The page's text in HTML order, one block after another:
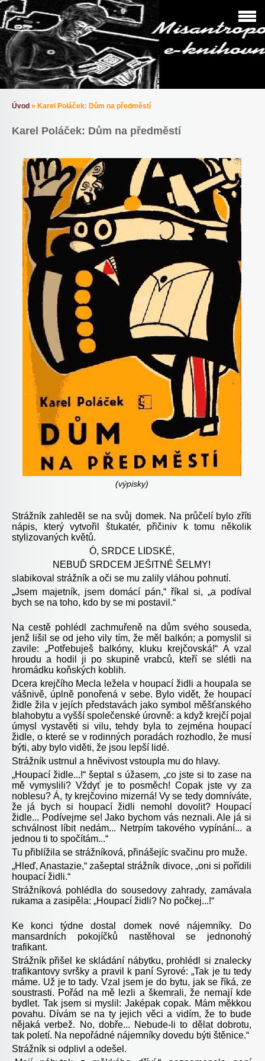
Úvod » Karel Poláček: Dům na předměstí
Karel Poláček: Dům na předměstí
(výpisky)
Strážník zahleděl se na svůj domek. Na průčelí bylo zříti
nápis, který vytvořil štukatér, přičiniv k tomu několik
stylizovaných květů.
Ó, SRDCE LIDSKÉ,
NEBUĎ SRDCEM JEŠITNÉ ŠELMY!
slabikoval strážník a oči se mu zalily vláhou pohnutí.
„Jsem majetník, jsem domácí pán,“ říkal si, „a podíval
bych se na toho, kdo by se mi postavil.“
Na cestě pohlédl zachmuřeně na dům svého souseda,
jenž lišil se od jeho vily tím, že měl balkón; a pomyslil si
zavile: „Potřebuješ balkóny, kluku krejčovská!“ A vzal
hroudu a hodil ji po skupině vrabců, kteří se slétli na
hromádku koňských koblih.
Dcera krejčího Mecla ležela v houpací židli a houpala se
vášnivě, úplně ponořená v sebe. Bylo vidět, že houpací
židle žila v jejích představách jako symbol měšťanského
blahobytu a vyšší společenské úrovně: a když krejčí pojal
úmysl vystavěti si vilu, tehdy byla to zejména houpací
židle, o které se v rodinných poradách rozhodlo, že musí
býti, aby bylo viděti, že jsou lepší lidé.
Strážník ustrnul a hněvivost vstoupla mu do hlavy.
„Houpací židle...!“ šeptal s úžasem, „co jste si to zase na
mě vymyslili? Vždyť je to posměch! Copak jste vy za
noblesu? Á, ty krejčovino mizerná! Vy se tedy domníváte,
že já bych si houpací židli nemohl dovolit? Houpací
židle... Podívejme se! Jako bychom vás neznali. Ale já si
schválnost líbit nedám... Netrpím takového vypínání... a
jednou ti to spočítám...“
Tu přiblížila se strážníková, přinášejíc svačinu pro muže.
„Hleď, Anastazie,“ zašeptal strážník divoce, „oni si pořídili
houpací židli.“
Strážníková pohlédla do sousedovy zahrady, zamávala
rukama a zasipěla: „Houpací židli? No počkej...!“
Ke konci týdne dostal domek nové nájemníky. Do
mansardních pokojíčků nastěhoval se jednonohý
trafikant.
Strážník přišel ke skládání nábytku, prohlédl si znalecky
trafikantovy svršky a pravil k paní Syrové: „Tak je tu tedy
máme. Už je to tady. Vzal jsem je do bytu, jak se říká, ze
soustrasti. Pořád na mě lezli a škemrali, že nemají kde
bydlet. Tak jsem si myslil: Jaképak copak. Mám měkkou
povahu. Dívám se na ty jejich věci a vidím, že to bude
nějaká verbež. No, dobře... Nebude-li to dělat dobrotu,
tak poletí. Na nepořádné nájemníky dovedu býti štěnice.“
Strážník si odplivl a odešel.